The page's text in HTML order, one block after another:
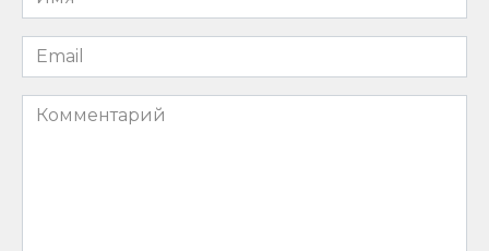
*
Email
*
Комментарий